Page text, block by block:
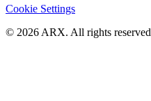
Cookie Settings
© 2026 ARX. All rights reserved